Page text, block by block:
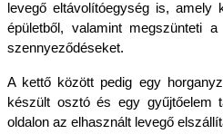
levegő eltávolítóegység is, amely
épületből, valamint megszünteti
szennyeződéseket.
A kettő között pedig egy
készült osztó és egy gyűjtőelem
oldalon az elhasznált levegő